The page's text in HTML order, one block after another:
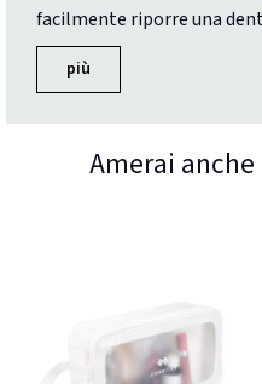
facilmente riporre una
più
Amerai